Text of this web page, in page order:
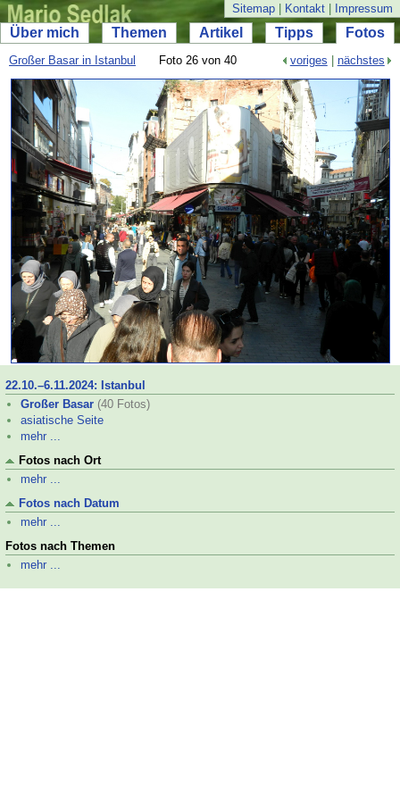
Sitemap Kontakt Impressum
Über mich Themen Artikel Tipps Fotos
Großer Basar in Istanbul Foto 26 von 40 voriges nächstes
22.10.–6.11.2024: Istanbul
Großer Basar (40 Fotos)
asiatische Seite
mehr ...
Fotos nach Ort
mehr ...
Fotos nach Datum
mehr ...
Fotos nach Themen
mehr ...